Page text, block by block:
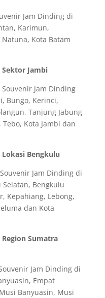
Jam Dinding di
Karimun,
Kota Batam
Sektor Jambi
Jam Dinding
Bungo, Kerinci,
Tanjung Jabung
Kota Jambi dan
Lokasi Bengkulu
Jam Dinding di
Bengkulu
Kepahiang, Lebong,
dan Kota
Sumatra
Jam Dinding di
Empat
Banyuasin, Musi